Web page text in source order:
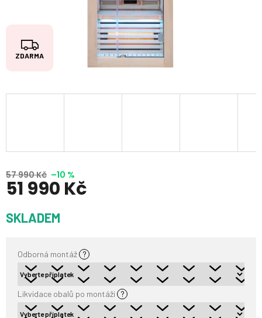
Z
D
R
ZDARMA
57 990 Kč –10 %
51 990 Kč
cena:
SKLADEM
Odborná montáž ?
Likvidace obalů po montáži ?